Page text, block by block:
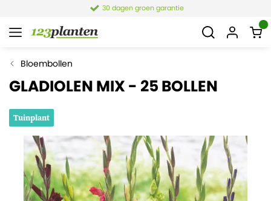
30 dagen groen garantie
Bloembollen
GLADIOLEN MIX - 25 BOLLEN
Tuinplant